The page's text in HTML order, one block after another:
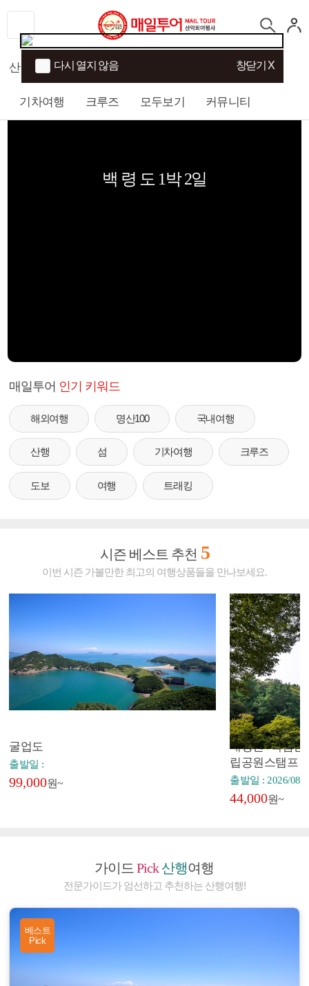
산행 섬/트래킹
기차여행 크루즈 모두보기 커뮤니티
백 령 도 1박 2일
매일투어 인기 키워드
해외여행 명산100 국내여행
산행 섬 기차여행 크루즈
도보 여행 트래킹
시즌 베스트 추천 5
이번 시즌 가볼만한 최고의 여행상품들을 만나보세요.
굴업도
출발일 :
99,000원~
내장산+백암산
립공원스탬프
출발일 : 2026/08/
44,000원~
가이드Pick 산행여행
전문가이드가 엄선하고 추천하는 산행여행!
베스트
Pick
다시 열지 않음 창닫기 X